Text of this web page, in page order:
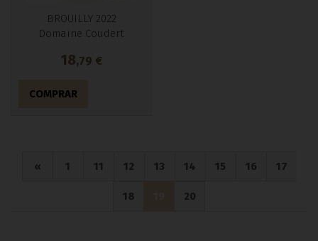
BROUILLY 2022
Domaine Coudert
18,79 €
COMPRAR
« 1 11 12 13 14 15 16 17
18 20